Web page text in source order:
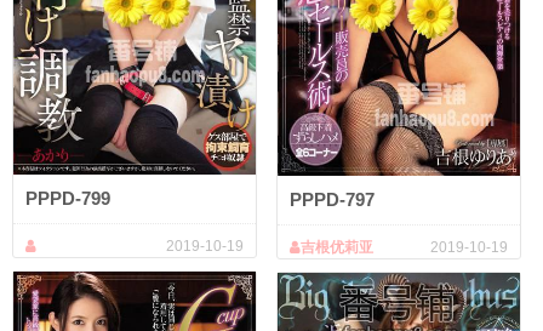
PPPD-799
2019-10-19
PPPD-797
2019-10-19
吉根优莉亚